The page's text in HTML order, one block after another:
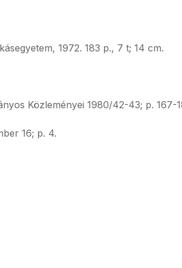
1972. 183 p., 7 t; 14 cm.
Közleményei 1980/42-43; p. 167-
16; p. 4.